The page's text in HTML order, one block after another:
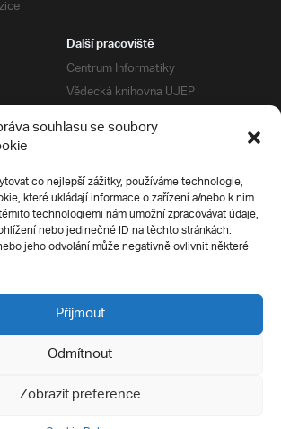
souhlasu se soubory
co nejlepší zážitky, používáme technologie,
které ukládají informace o zařízení a/nebo k nim
technologiemi nám umožní zpracovávat údaje,
nebo jedinečné ID na těchto stránkách.
jeho odvolání může negativně ovlivnit některé
Přijmout
Odmítnout
Zobrazit preference
Další pracoviště
Centrum Informatiky
Vědecká knihovna UJEP
Správa kolejí a menz
Univerzitní centrum podpory
Pro uchazeče
Přijímací řízení
E-prihlaska
Přípravné kurzy